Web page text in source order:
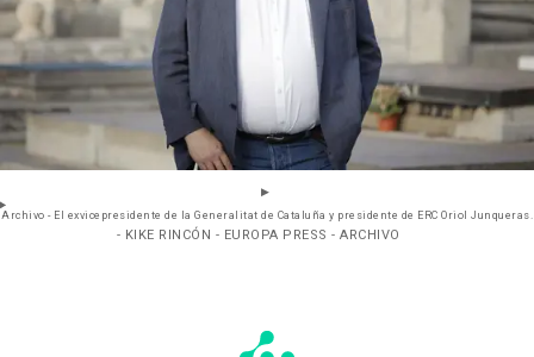
Archivo - El exvicepresidente de la Generalitat de Cataluña y presidente de ERC Oriol Junqueras.
- KIKE RINCÓN - EUROPA PRESS - ARCHIVO